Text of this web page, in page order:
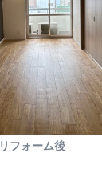
リフォーム後